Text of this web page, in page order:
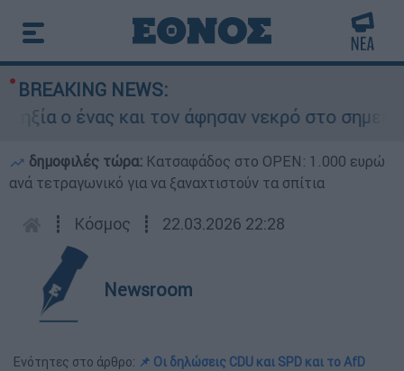
BREAKING NEWS:
ένας και τον άφησαν νεκρό στο σημείο
δημοφιλές τώρα: Κατσαφάδος στο OPEN: 1.000 ευρώ
ανά τετραγωνικό για να ξαναχτιστούν τα σπίτια
┋ Κόσμος ┋ 22.03.2026 22:28
Newsroom
Ενότητες στο άρθρο: 📌 Οι δηλώσεις CDU και SPD και το AfD